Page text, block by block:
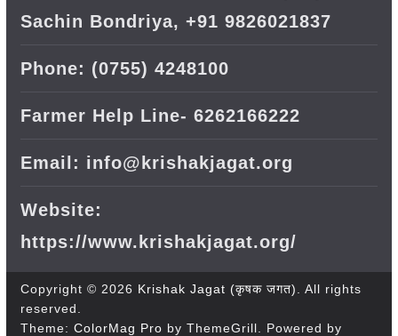
Sachin Bondriya, +91 9826021837
Phone: (0755) 4248100
Farmer Help Line- 6262166222
Email: info@krishakjagat.org
Website:
https://www.krishakjagat.org/
Copyright © 2026 Krishak Jagat (कृषक जगत)
. All rights
reserved.
Theme: ColorMag Pro by ThemeGrill. Powered by